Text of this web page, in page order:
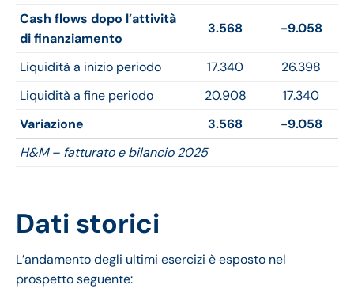
Cash flows dopo l’attività
di finanziamento
3.568 -9.058
Liquidità a inizio periodo 17.340
26.398
Liquidità a fine periodo
20.908
17.340
Variazione
3.568
-9.058
H&M – fatturato e bilancio 2025
Dati storici
L’andamento degli ultimi esercizi è esposto nel
prospetto seguente: